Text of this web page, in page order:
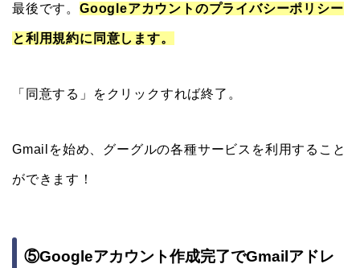
最後です。 Googleアカウントのプライバシーポリシー
と利用規約に同意します。
「同意する」をクリックすれば終了。
Gmailを始め、グーグルの各種サービスを利用すること
ができます！
⑤Googleアカウント作成完了でGmailアドレ